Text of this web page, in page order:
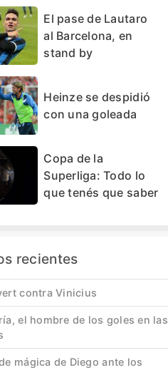
El pase de Lautaro
al Barcelona, en
stand by
Heinze se despidió
con una goleada
Copa de la
Superliga: Todo lo
que tenés que saber
recientes
contra Vinicius
el hombre de los goles en las
mágica de Diego ante los